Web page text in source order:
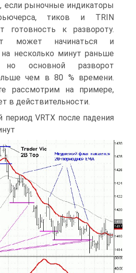
если рыночные индикаторы
тиков и TRIN
готовность к развороту.
может начинаться и
на несколько минут раньше
основной разворот
чем в 80 % времени.
рассмотрим на примере,
в действительности.
период VRTX после падения